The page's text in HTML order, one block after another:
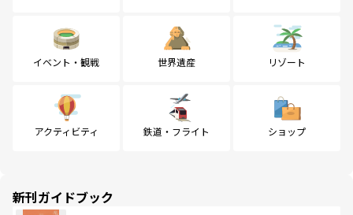
イベント・観戦 世界遺産 リゾート
アクティビティ 鉄道・フライト ショップ
新刊ガイドブック